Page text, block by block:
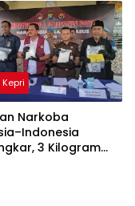
Narkoba
3 Kilogram